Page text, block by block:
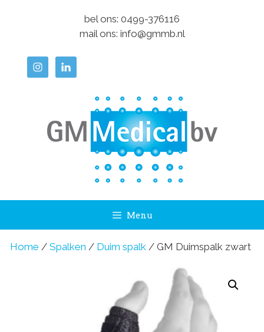
bel ons: 0499-376116
mail ons: info@gmmb.nl
Menu
Home / Spalken / Duim spalk / GM Duimspalk zwart